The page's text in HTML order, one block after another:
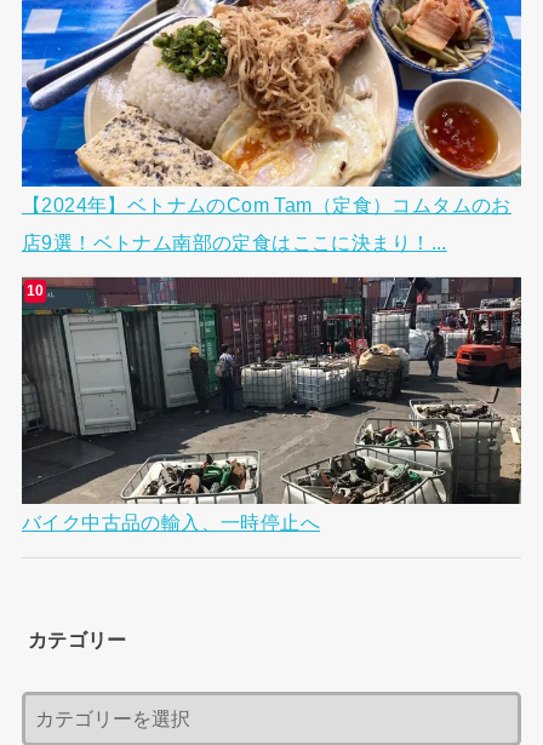
【2024年】ベトナムのCom Tam（定食）コムタムのお
店9選！ベトナム南部の定食はここに決まり！...
バイク中古品の輸入、一時停止へ
カテゴリー